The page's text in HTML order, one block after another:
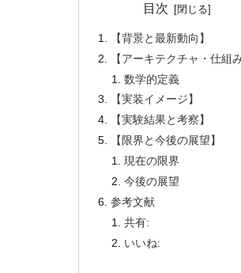
目次
【背景と最新動向】
【アーキテクチャ・仕組み
数学的定義
【実装イメージ】
【実験結果と考察】
【限界と今後の展望】
現在の限界
今後の展望
参考文献
共有:
いいね: